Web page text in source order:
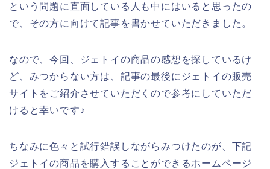
という問題に直面している人も中にはいると思ったの
で、その方に向けて記事を書かせていただきました。
なので、今回、ジェトイの商品の感想を探しているけ
ど、みつからない方は、記事の最後にジェトイの販売
サイトをご紹介させていただくので参考にしていただ
けると幸いです♪
ちなみに色々と試行錯誤しながらみつけたのが、下記
ジェトイの商品を購入することができるホームページ